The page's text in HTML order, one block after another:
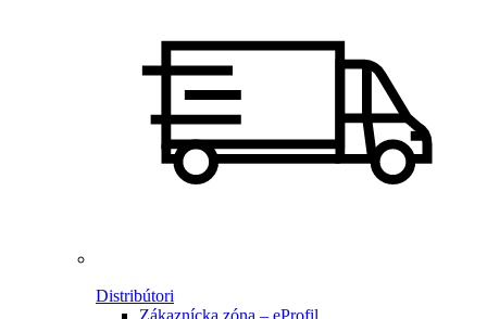
Distribútori
Zákaznícka zóna – eProfil